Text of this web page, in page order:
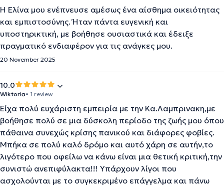
Η Ελίνα μου ενέπνευσε αμέσως ένα αίσθημα οικειότητας
και εμπιστοσύνης. Ήταν πάντα ευγενική και
υποστηρικτική, με βοήθησε ουσιαστικά και έδειξε
πραγματικό ενδιαφέρον για τις ανάγκες μου.
20 November 2025
10.0
Wiktoria• 1 review
Είχα πολύ ευχάριστη εμπειρία με την Κα.Λαμπρινακη,με
βοήθησε πολύ σε μια δύσκολη περίοδο της ζωής μου όπου
πάθαινα συνεχώς κρίσης πανικού και διάφορες φοβίες.
Μπήκα σε πολύ καλό δρόμο και αυτό χάρη σε αυτήν,το
λιγότερο που οφείλω να κάνω είναι μια θετική κριτική,την
συνιστώ ανεπιφύλακτα!!! Υπάρχουν λίγοι που
ασχολούνται με το συγκεκριμένο επάγγελμα και πάνω